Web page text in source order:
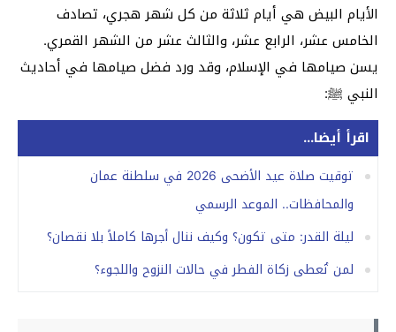
الأيام البيض هي أيام ثلاثة من كل شهر هجري، تصادف
الخامس عشر، الرابع عشر، والثالث عشر من الشهر القمري.
يسن صيامها في الإسلام، وقد ورد فضل صيامها في أحاديث
النبي ﷺ:
اقرأ أيضا...
توقيت صلاة عيد الأضحى 2026 في سلطنة عمان
والمحافظات.. الموعد الرسمي
ليلة القدر: متى تكون؟ وكيف ننال أجرها كاملاً بلا نقصان؟
لمن تُعطى زكاة الفطر في حالات النزوح واللجوء؟